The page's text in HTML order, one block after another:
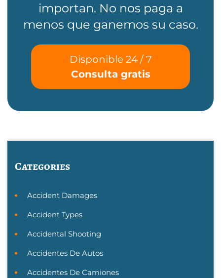
importan. No nos paga a
menos que ganemos su caso.
Disponible 24 / 7
Consulta gratis
Categories
Accident Damages
Accident Types
Accidental Shooting
Accidentes De Autos
Accidentes De Camiones